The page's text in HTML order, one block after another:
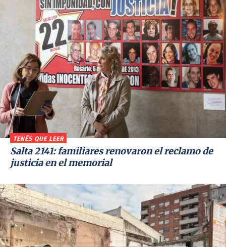
TENÉS QUE LEER
Salta 2141: familiares renovaron el reclamo de
justicia en el memorial